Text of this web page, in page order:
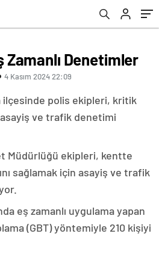
Zamanlı Denetimler
4 Kasım 2024 22:09
ilçesinde polis ekipleri, kritik
ve trafik denetimi
Müdürlüğü ekipleri, kentte
sağlamak için asayiş ve trafik
eş zamanlı uygulama yapan
(GBT) yöntemiyle 210 kişiyi